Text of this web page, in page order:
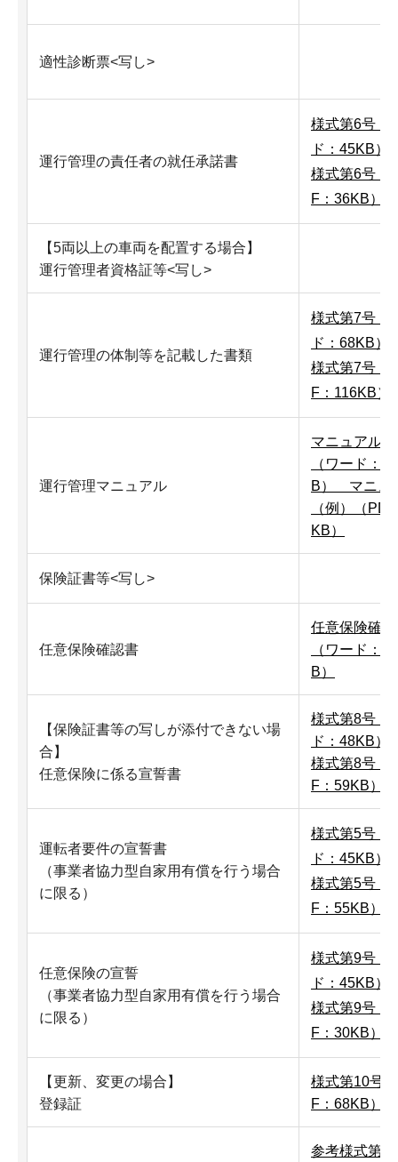
適性診断票<写し>
運行管理の責任者の就任承諾書
様式第6号（
ド：45KB）
様式第6号（
F：36KB）
【5両以上の車両を配置する場合】
運行管理者資格証等<写し>
運行管理の体制等を記載した書類
様式第7号（
ド：68KB）
様式第7号（
F：116KB）
運行管理マニュアル
マニュアル
（ワード：
B）
マニュ
（例）（
KB）
保険証書等<写し>
任意保険確認書
任意保険確
（ワード：
B）
【保険証書等の写しが添付できない場
合】
任意保険に係る宣誓書
様式第8号（
ド：48KB）
様式第8号（
F：59KB）
運転者要件の宣誓書
（事業者協力型自家用有償を行う場合
に限る）
様式第5号（
ド：45KB）
様式第5号（
F：55KB）
任意保険の宣誓
（事業者協力型自家用有償を行う場合
に限る）
様式第9号（
ド：45KB）
様式第9号（
F：30KB）
【更新、変更の場合】
登録証
様式第10号
F：68KB）
参考様式第